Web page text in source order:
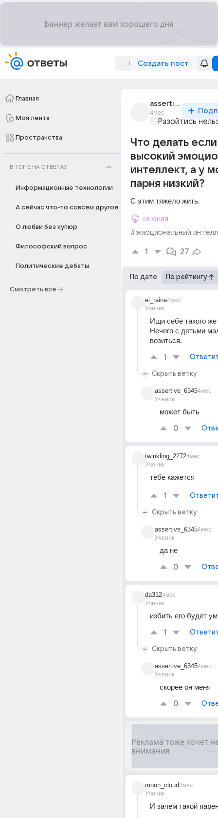
Создать пост
Главная
Моя лента
Пространства
В ТОПЕ НА ОТВЕТАХ
Информационные технологии
А сейчас что-то совсем другое
О любви без купюр
Философский вопрос
Политические дебаты
Смотреть все
assertive_6345
4мес
Разойтись
Что делать
высокий
интеллект, а у
парня низкий?
С этим тяжело жить.
мнения
#эмоциональный
1 27
По дате По рейтингу
ei_raina
Ученик
4мес
Ищи себе такого же
Нечего с детьми
возиться.
1
Скрыть ветку
assertive_6345
Ученик
4мес
может быть
0
twinkling_2272
Ученик
4мес
тебе кажется
1
Скрыть ветку
assertive_6345
Ученик
4мес
да не
0
da312
Ученик
4мес
избить его будет
1
Скрыть ветку
assertive_6345
Ученик
4мес
скорее он меня
0
moon_cloud
Ученик
4мес
И зачем такой